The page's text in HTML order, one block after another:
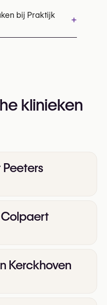
bij Praktijk
+
klinieken
Peeters
Colpaert
Kerckhoven